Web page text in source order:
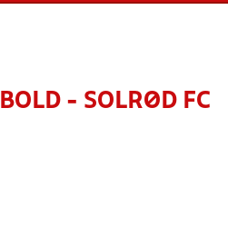
- SOLRØD FC